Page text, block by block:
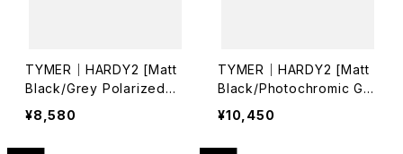
TYMER｜HARDY2 [Matt
Black/Grey Polarized
（偏光レンズ）]
¥8,580
TYMER｜HARDY2 [Matt
Black/Photochromic Gre
y Polarized（偏光調光レン
ズ）]
¥10,450